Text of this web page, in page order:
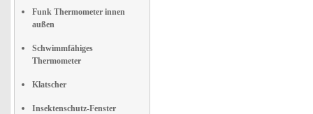
Funk Thermometer innen
außen
Schwimmfähiges
Thermometer
Klatscher
Insektenschutz-Fenster